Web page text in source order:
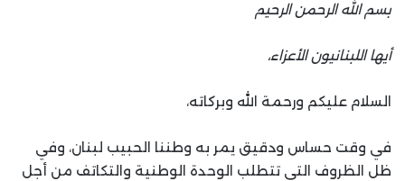
بسم الله الرحمن الرحيم
أيها اللبنانيون الأعزاء،
السلام عليكم ورحمة الله وبركاته،
في وقت حساس ودقيق يمر به وطننا الحبيب لبنان، وفي
ظل الظروف التي تتطلب الوحدة الوطنية والتكاتف من أجل